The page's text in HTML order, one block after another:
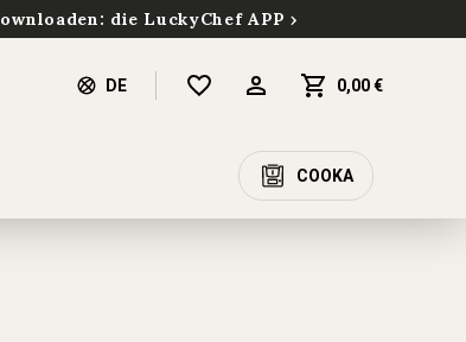
die LuckyChef APP
DE 0,00 €
COOKA